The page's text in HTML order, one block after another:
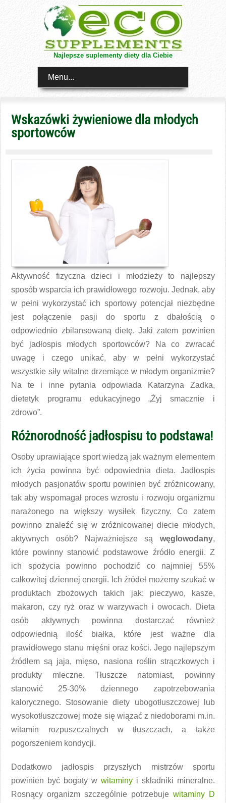
Najlepsze suplementy diety dla Ciebie
Menu...
Wskazówki żywieniowe dla młodych
sportowców
Aktywność fizyczna dzieci i młodzieży to najlepszy
sposób wsparcia ich prawidłowego rozwoju. Jednak, aby
w pełni wykorzystać ich sportowy potencjał niezbędne
jest połączenie pasji do sportu z dbałością o
odpowiednio zbilansowaną dietę. Jaki zatem powinien
być jadłospis młodych sportowców? Na co zwracać
uwagę i czego unikać, aby w pełni wykorzystać
wszystkie siły witalne drzemiące w młodym organizmie?
Na te i inne pytania odpowiada Katarzyna Zadka,
dietetyk programu edukacyjnego „Żyj smacznie i
zdrowo”.
Różnorodność jadłospisu to podstawa!
Osoby uprawiające sport wiedzą jak ważnym elementem
ich życia powinna być odpowiednia dieta. Jadłospis
młodych pasjonatów sportu powinien być zróżnicowany,
tak aby wspomagał proces wzrostu i rozwoju organizmu
narażonego na większy wysiłek fizyczny. Co zatem
powinno znaleźć się w zróżnicowanej diecie młodych,
aktywnych osób? Najważniejsze są węglowodany,
które powinny stanowić podstawowe źródło energii. Z
ich spożycia powinno pochodzić co najmniej 55%
całkowitej dziennej energii. Ich źródeł możemy szukać w
produktach zbożowych takich jak: pieczywo, kasze,
makaron, czy ryż oraz w warzywach i owocach. Dieta
osób aktywnych powinna dostarczać również
odpowiednią ilość białka, które jest ważne dla
prawidłowego stanu mięśni oraz kości. Jego najlepszym
źródłem są jaja, mięso, nasiona roślin strączkowych i
produkty mleczne. Tłuszcze natomiast, powinny
stanowić 25-30% dziennego zapotrzebowania
kalorycznego. Stosowanie diety ubogotłuszczowej lub
wysokotłuszczowej może się wiązać z niedoborami m.in.
witamin rozpuszczalnych w tłuszczach, a także
pogorszeniem kondycji.
Dodatkowo jadłospis przyszłych mistrzów sportu
powinien być bogaty w witaminyi składniki mineralne.
Rosnący organizm szczególnie potrzebuje witaminy D